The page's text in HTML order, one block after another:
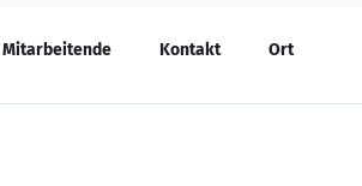
Mitarbeitende Kontakt Ort